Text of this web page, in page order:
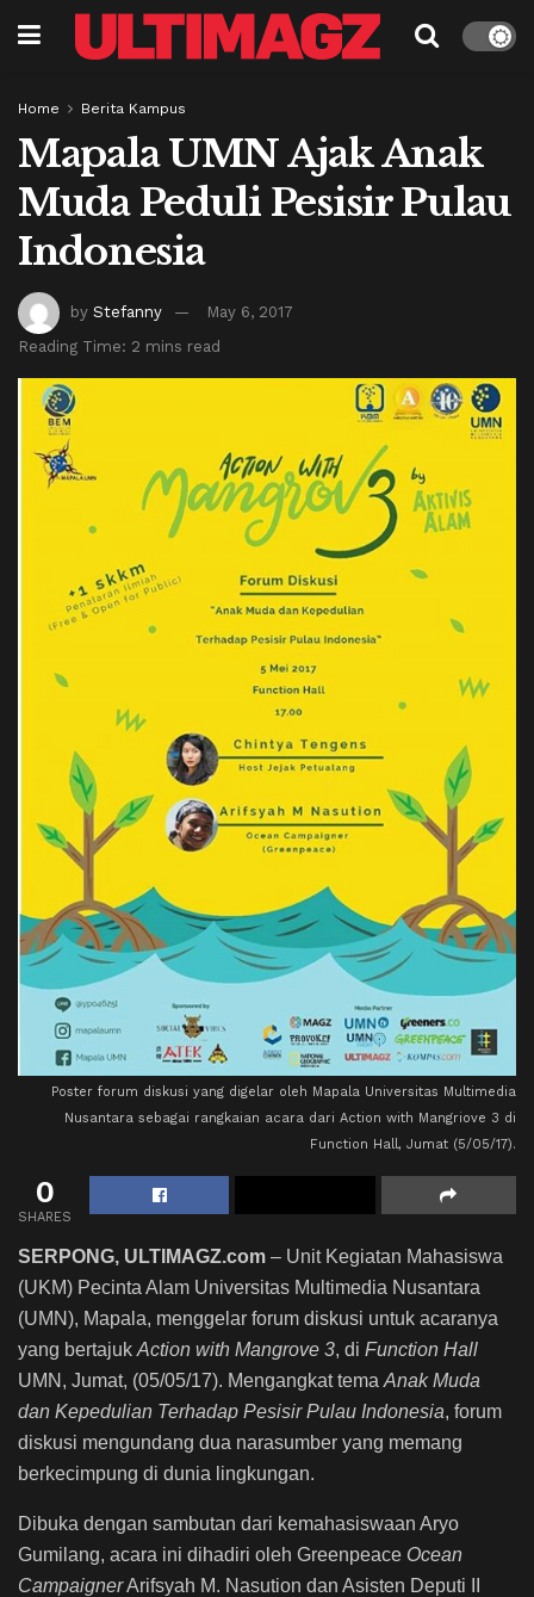
Home Berita Kampus
Mapala UMN Ajak Anak
Muda Peduli Pesisir Pulau
Indonesia
by Stefanny
May 6, 2017
Reading Time: 2 mins read
Poster forum diskusi yang digelar oleh Mapala Universitas Multimedia
Nusantara sebagai rangkaian acara dari Action with Mangriove 3 di
Function Hall, Jumat (5/05/17).
0
SHARES
SERPONG, ULTIMAGZ.com – Unit Kegiatan Mahasiswa
(UKM) Pecinta Alam Universitas Multimedia Nusantara
(UMN), Mapala, menggelar forum diskusi untuk acaranya
yang bertajuk Action with Mangrove 3, di Function Hall
UMN, Jumat, (05/05/17). Mengangkat tema Anak Muda
dan Kepedulian Terhadap Pesisir Pulau Indonesia, forum
diskusi mengundang dua narasumber yang memang
berkecimpung di dunia lingkungan.
Dibuka dengan sambutan dari kemahasiswaan Aryo
Gumilang, acara ini dihadiri oleh Greenpeace Ocean
CampaignerArifsyah M. Nasution dan Asisten Deputi II